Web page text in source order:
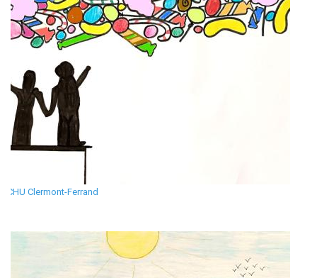
CHU Clermont-Ferrand